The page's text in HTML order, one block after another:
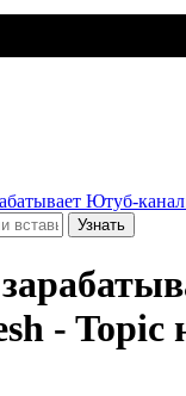
Ютуб-
Узнать
- Topic